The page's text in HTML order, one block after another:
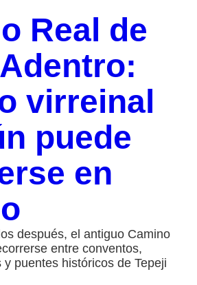
Real de
virreinal
puede
en
después, el antiguo Camino
entre conventos,
puentes históricos de Tepeji